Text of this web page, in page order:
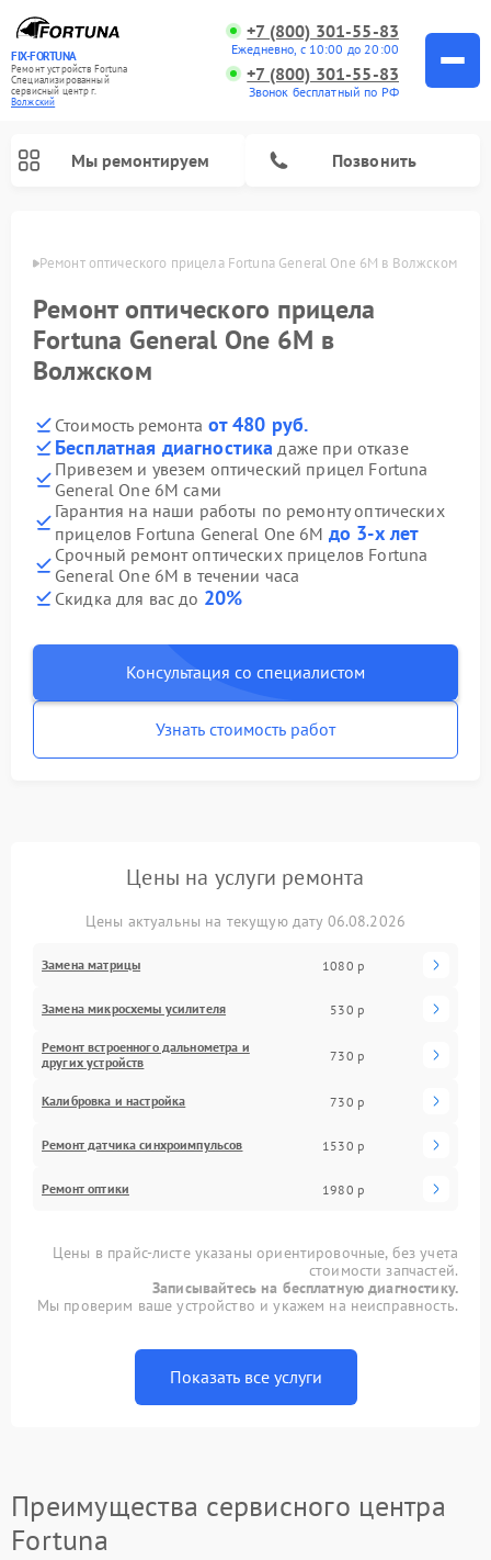
FIX-FORTUNA
Ремонт устройств Fortuna
Специализированный
cервисный центр г.
Волжский
+7 (800) 301-55-83
Ежедневно, с 10:00 до 20:00
+7 (800) 301-55-83
Звонок бесплатный по РФ
Мы ремонтируем Позвонить
Ремонт оптического прицела Fortuna General One 6M в Волжском
Ремонт оптического прицела
Fortuna General One 6M в
Волжском
Стоимость ремонта от 480 руб.
Бесплатная диагностика даже при отказе
Привезем и увезем оптический прицел Fortuna
General One 6M сами
Гарантия на наши работы по ремонту оптических
прицелов Fortuna General One 6M до 3-х лет
Срочный ремонт оптических прицелов Fortuna
General One 6M в течении часа
Скидка для вас до 20%
Консультация со специалистом
Узнать стоимость работ
Цены на услуги ремонта
Цены актуальны на текущую дату 06.08.2026
Замена матрицы 1080 р
Замена микросхемы усилителя 530 р
Ремонт встроенного дальнометра и
других устройств
730 р
Калибровка и настройка 730 р
Ремонт датчика синхроимпульсов 1530 р
Ремонт оптики 1980 р
Цены в прайс-листе указаны ориентировочные, без учета
стоимости запчастей.
Записывайтесь на бесплатную диагностику.
Мы проверим ваше устройство и укажем на неисправность.
Показать все услуги
Преимущества сервисного центра
Fortuna